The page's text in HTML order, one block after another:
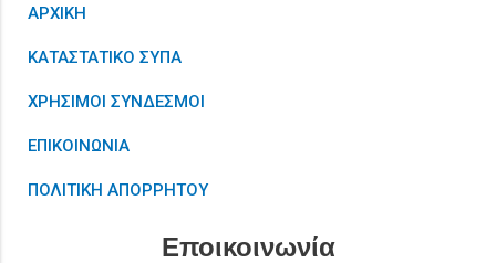
ΑΡΧΙΚΗ
ΚΑΤΑΣΤΑΤΙΚΟ ΣΥΠΑ
ΧΡΗΣΙΜΟΙ ΣΥΝΔΕΣΜΟΙ
ΕΠΙΚΟΙΝΩΝΙΑ
ΠΟΛΙΤΙΚΗ ΑΠΟΡΡΗΤΟΥ
Εποικοινωνία